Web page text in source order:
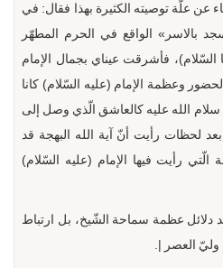
عن علّة توصيته الكثيرة بهذا فقال: في
بالاسر» الواقع في الحرم المطهّر
فأشرقت عيناي بجمال الإمام
وعظمة الإمام (عليه السّلام) كانا
الله عليه كالعاشق الّذي وصل إلى
لحظات رأيت أنّ آية الله البهجة قد
رأيت فيها الإمام (عليه السّلام)
دلائل عظمة سماحة الشّيخ، بل ارتباط
وليّ العصر |.